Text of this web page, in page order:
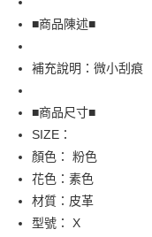
街口支付
全盈+PAY
AFTEE先享後付
相關說明
【關於「AFTEE先享後付」
AFTEE先享後付是「在收
便利好安心！
１．簡單：不需註冊會員
３．安心：先確認商品／服
運送方式
全家取貨付款
免運費
■商品陳述■
補充說明：微小刮痕
■商品尺寸■
SIZE：
顏色： 粉色
花色：素色
材質：皮革
型號： X